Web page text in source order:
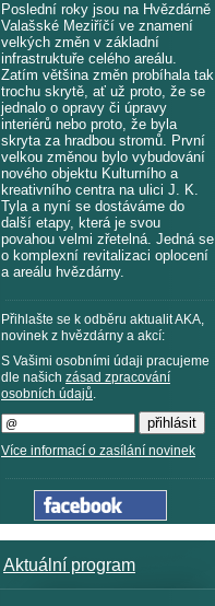
Poslední roky jsou na Hvězdárně
Valašské Meziříčí ve znamení
velkých změn v základní
infrastruktuře celého areálu.
Zatím většina změn probíhala tak
trochu skrytě, ať už proto, že se
jednalo o opravy či úpravy
interiérů nebo proto, že byla
skryta za hradbou stromů. První
velkou změnou bylo vybudování
nového objektu Kulturního a
kreativního centra na ulici J. K.
Tyla a nyní se dostáváme do
další etapy, která je svou
povahou velmi zřetelná. Jedná se
o komplexní revitalizaci oplocení
a areálu hvězdárny.
Přihlašte se k odběru aktualit AKA,
novinek z hvězdárny a akcí:
S Vašimi osobními údaji pracujeme
dle našich zásad zpracování
osobních údajů.
Více informací o zasílání novinek
Aktuální program